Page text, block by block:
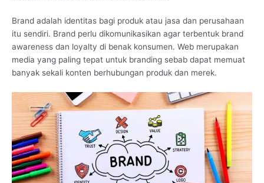
Brand adalah identitas bagi produk atau jasa dan perusahaan
itu sendiri. Brand perlu dikomunikasikan agar terbentuk brand
awareness dan loyalty di benak konsumen. Web merupakan
media yang paling tepat untuk branding sebab dapat memuat
banyak sekali konten berhubungan produk dan merek.